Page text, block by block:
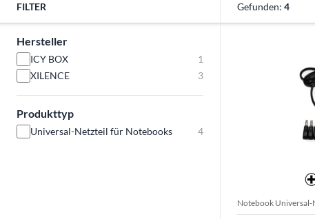
FILTER
Hersteller
ICY BOX
1
XILENCE
3
Produkttyp
Universal-Netzteil für Notebooks 4
Gefunden: 4
Notebook Universal-